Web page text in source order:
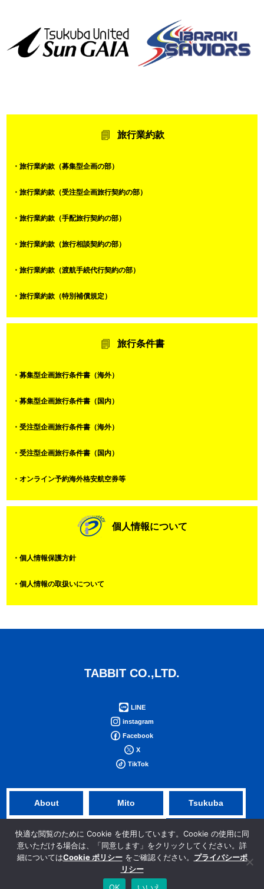
旅行業約款
・旅行業約款（募集型企画の部）
・旅行業約款（受注型企画旅行契約の部）
・旅行業約款（手配旅行契約の部）
・旅行業約款（旅行相談契約の部）
・旅行業約款（渡航手続代行契約の部）
・旅行業約款（特別補償規定）
旅行条件書
・募集型企画旅行条件書（海外）
・募集型企画旅行条件書（国内）
・受注型企画旅行条件書（海外）
・受注型企画旅行条件書（国内）
・オンライン予約海外格安航空券等
個人情報について
・個人情報保護方針
・個人情報の取扱いについて
TABBIT CO.,LTD.
LINE
instagram
Facebook
X
TikTok
About Mito Tsukuba
NFV Tokyo
快適な閲覧のために Cookie を使用しています。Cookie の使用に同
意いただける場合は、「同意します」をクリックしてください。詳
細についてはCookie ポリシーをご確認ください。 プライバシーポ
リシー
OK
いいえ